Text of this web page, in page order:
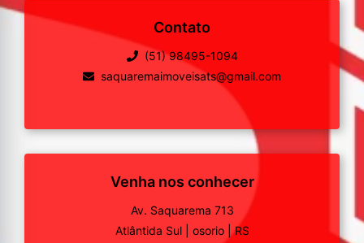
Contato
(51) 98495-1094
saquaremaimoveisats@gmail.com
Venha nos conhecer
Av. Saquarema 713
Atlântida Sul
osorio
RS